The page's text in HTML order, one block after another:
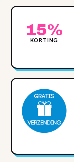
15%
KORTING